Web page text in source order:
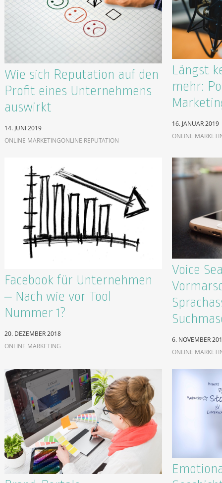
Wie sich Reputation auf den
Profit eines Unternehmens
auswirkt
14. JUNI 2019
ONLINE MARKETINGONLINE REPUTATION
Längst
mehr:
16. JANUAR 2019
ONLINE
Facebook für Unternehmen
– Nach wie vor Tool
Nummer 1?
20. DEZEMBER 2018
ONLINE MARKETING
Voice
6. NOVEMBER
ONLINE